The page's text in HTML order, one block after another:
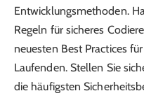
Entwicklungsmethoden.
Regeln für sicheres
neuesten Best Practices
Laufenden. Stellen Sie
die häufigsten